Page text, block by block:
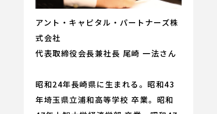
アント・キャピタル・パートナーズ株
式会社
代表取締役会長兼社長 尾崎 一法さん
昭和24年長崎県に生まれる。昭和43
年埼玉県立浦和高等学校 卒業。昭和